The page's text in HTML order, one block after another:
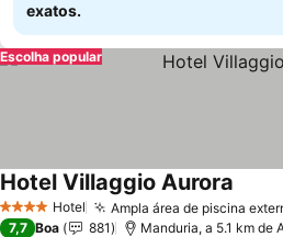
exatos.
Escolha popular
4 EstrelasHotel Ampla área de piscina
Hotel Villaggio Aurora
7,7 Boa 881 Manduria, a 5.1 km de